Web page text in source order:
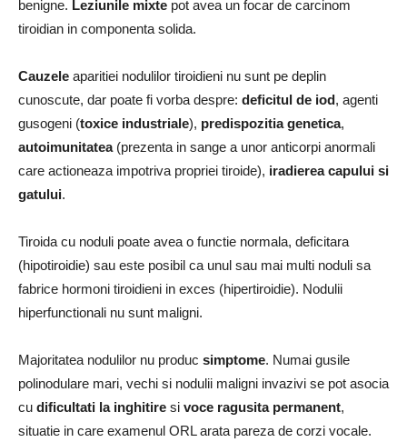
benigne. Leziunile mixte pot avea un focar de carcinom
tiroidian in componenta solida.
Cauzele aparitiei nodulilor tiroidieni nu sunt pe deplin
cunoscute, dar poate fi vorba despre: deficitul de iod, agenti
gusogeni (toxice industriale), predispozitia genetica,
autoimunitatea(prezenta in sange a unor anticorpi anormali
care actioneaza impotriva propriei tiroide), iradierea capului si
gatului.
Tiroida cu noduli poate avea o functie normala, deficitara
(hipotiroidie) sau este posibil ca unul sau mai multi noduli sa
fabrice hormoni tiroidieni in exces (hipertiroidie). Nodulii
hiperfunctionali nu sunt maligni.
Majoritatea nodulilor nu produc simptome. Numai gusile
polinodulare mari, vechi si nodulii maligni invazivi se pot asocia
cu dificultati la inghitire si voce ragusita permanent,
situatie in care examenul ORL arata pareza de corzi vocale.